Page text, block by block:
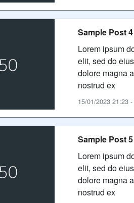
Sample Post 4
Lorem ipsum
elit, sed do
dolore magna
nostrud ex
15/01/2023 21:23
Sample Post 5
Lorem ipsum
elit, sed do
dolore magna
nostrud ex